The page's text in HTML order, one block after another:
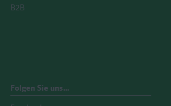
B2B
Folgen Sie uns…